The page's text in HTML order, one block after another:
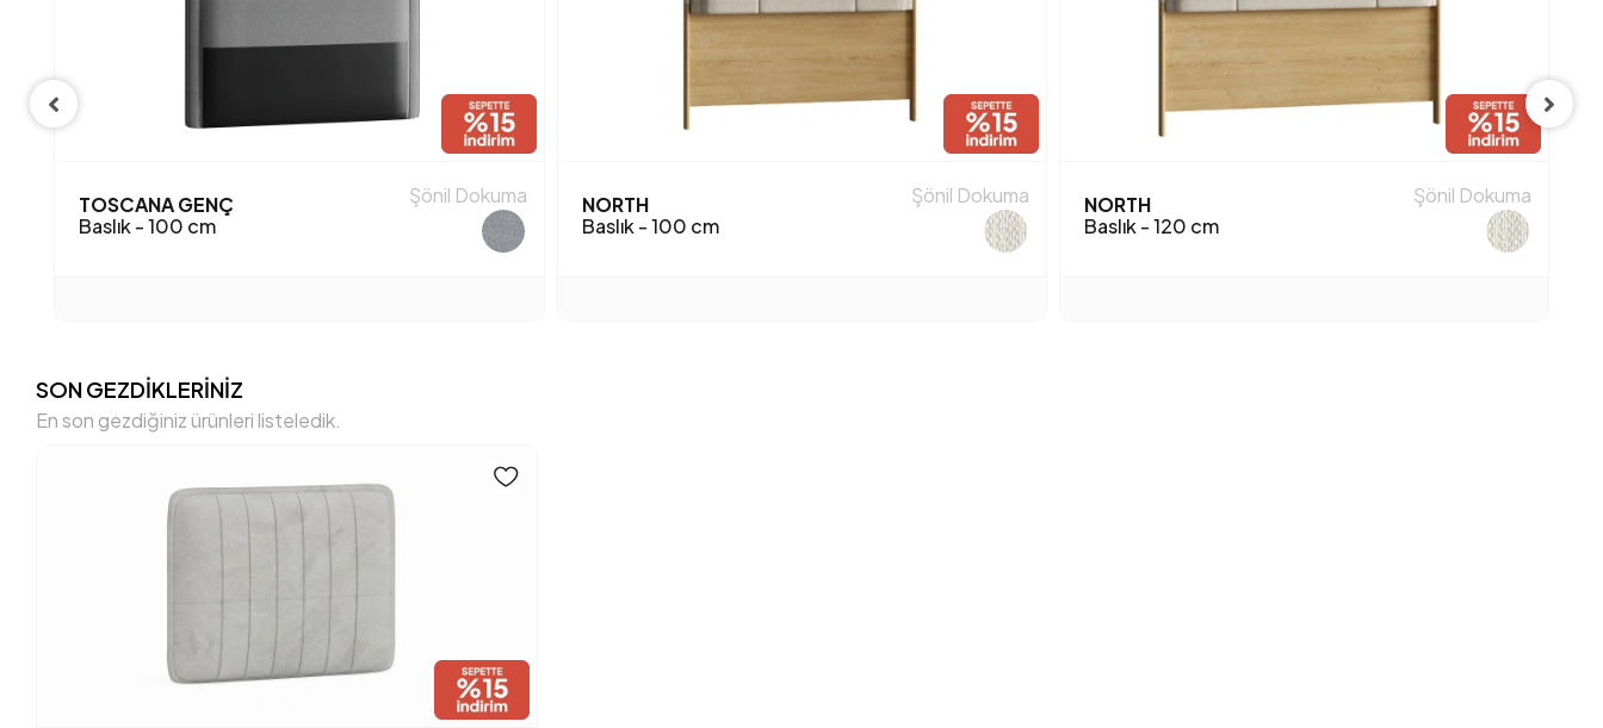
TOSCANA GENÇ
Baslık - 100 cm
Şönil Dokuma
NORTH
Baslık - 100 cm
Şönil Dokuma
NORTH
Baslık - 120 cm
Şönil Dokuma
SON GEZDİKLERİNİZ
En son gezdiğiniz ürünleri listeledik.